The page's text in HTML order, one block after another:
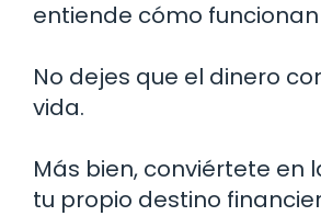
entiende cómo
No dejes que el dinero
vida.
Más bien, conviértete en
tu propio destino